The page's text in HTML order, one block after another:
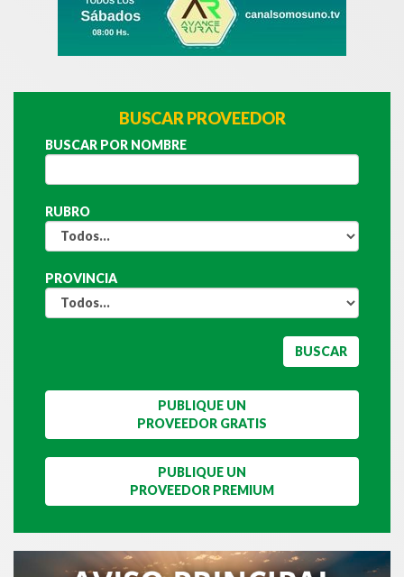
BUSCAR PROVEEDOR
BUSCAR POR NOMBRE
RUBRO
PROVINCIA
PUBLIQUE UN
PROVEEDOR GRATIS
PUBLIQUE UN
PROVEEDOR PREMIUM